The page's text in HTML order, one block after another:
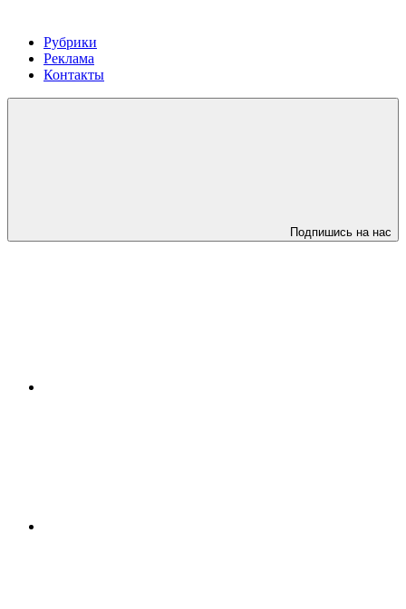
Рубрики
Реклама
Контакты
Подпишись на нас